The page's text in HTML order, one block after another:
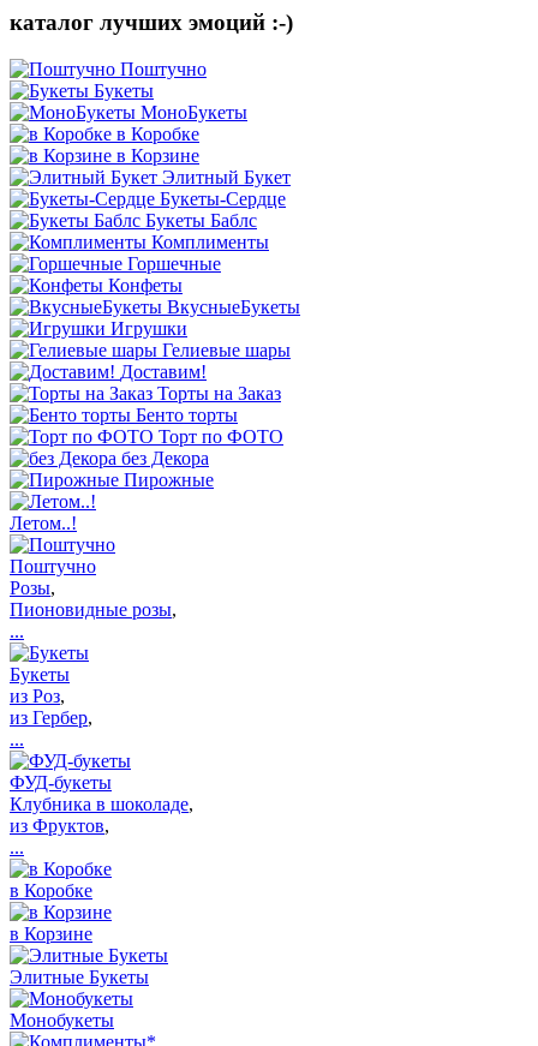
каталог лучших эмоций :-)
Поштучно
Букеты
МоноБукеты
в Коробке
в Корзине
Элитный Букет
Букеты-Сердце
Букеты Баблс
Комплименты
Горшечные
Конфеты
ВкусныеБукеты
Игрушки
Гелиевые шары
Доставим!
Торты на Заказ
Бенто торты
Торт по ФОТО
без Декора
Пирожные
Летом..!
Поштучно
Розы,
Пионовидные розы,
...
Букеты
из Роз,
из Гербер,
...
ФУД-букеты
Клубника в шоколаде,
из Фруктов,
...
в Коробке
в Корзине
Элитные Букеты
Монобукеты